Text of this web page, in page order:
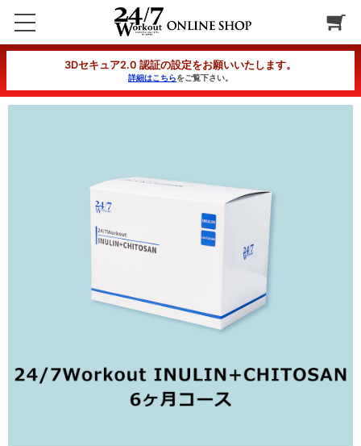
24/7Workout INULIN+CHITOSAN 6ヶ月コース
3Dセキュア2.0 認証の設定をお願いいたします。
詳細はこちらをご覧下さい。